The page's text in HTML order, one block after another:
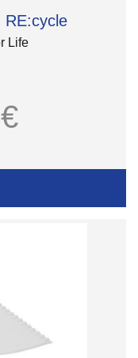
RE:cycle
Life